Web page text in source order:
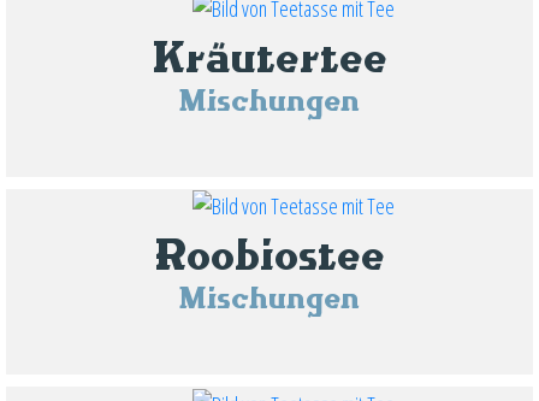
Kräutertee
Mischungen
Roobiostee
Mischungen